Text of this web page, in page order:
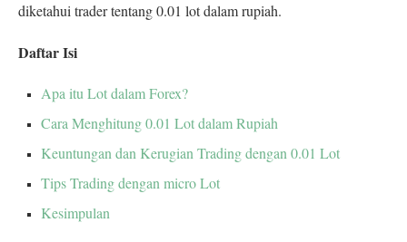
diketahui trader tentang 0.01 lot dalam rupiah.
Daftar Isi
Apa itu Lot dalam Forex?
Cara Menghitung 0.01 Lot dalam Rupiah
Keuntungan dan Kerugian Trading dengan 0.01 Lot
Tips Trading dengan micro Lot
Kesimpulan